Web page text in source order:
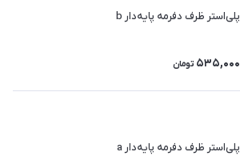
پلی‌استر ظرف دفرمه پایه‌دار b
535,000 تومان
پلی‌استر ظرف دفرمه پایه‌دار a